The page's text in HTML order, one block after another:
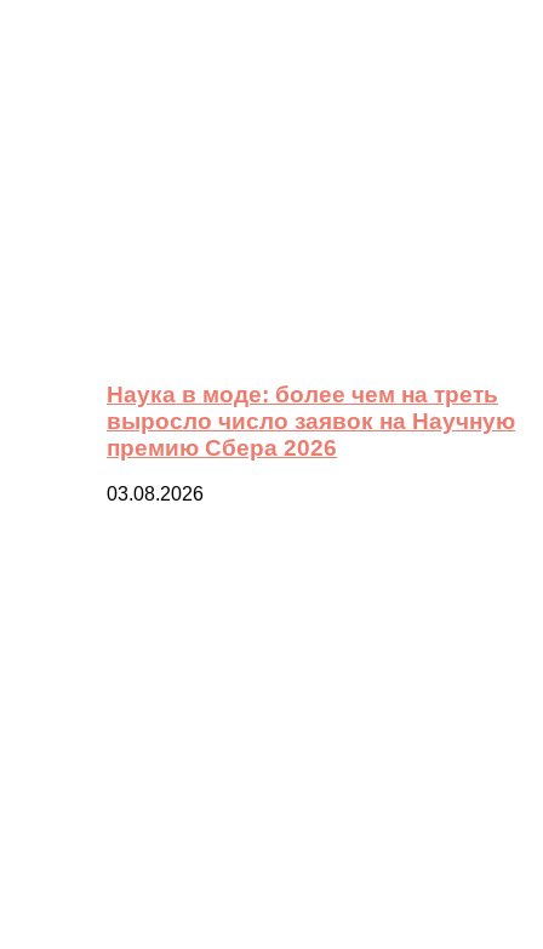
Наука в моде: более чем на треть
выросло число заявок на Научную
премию Сбера 2026
03.08.2026